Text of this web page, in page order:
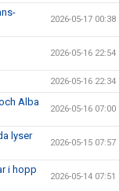
2026-05-17 00:38
2026-05-16 22:54
2026-05-16 22:34
Alba
2026-05-16 07:00
lyser
2026-05-15 07:57
i hopp
2026-05-14 07:51